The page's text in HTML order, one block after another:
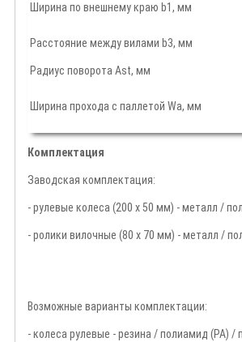
Ширина по внешнему краю b1, мм
Расстояние между вилами b3, мм
Радиус поворота Ast, мм
Ширина прохода с паллетой Wa, мм
Комплектация
Заводская комплектация:
- рулевые колеса (200 х 50 мм) - металл /
- ролики вилочные (80 х 70 мм) - металл /
Возможные варианты комплектации:
- колеса рулевые - резина / полиамид (PA) /